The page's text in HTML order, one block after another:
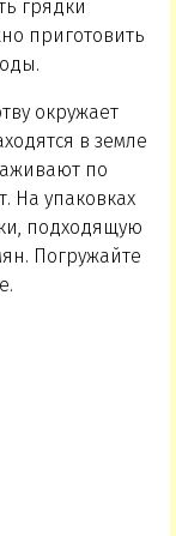
грядки
приготовить
окружает
в земле
по
На упаковках
подходящую
Погружайте